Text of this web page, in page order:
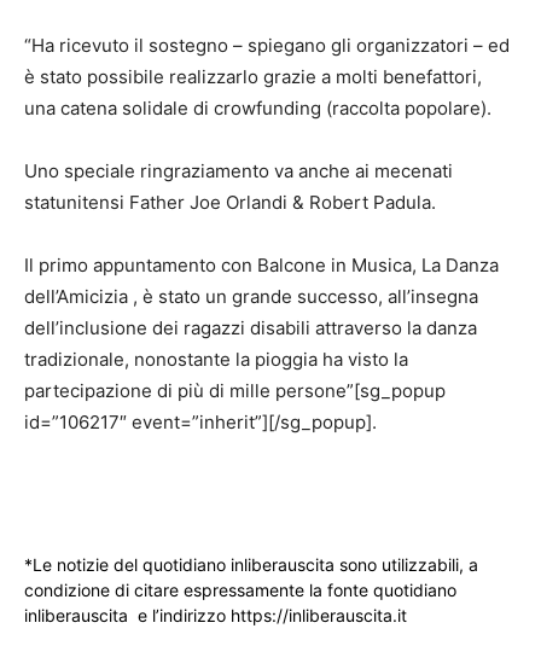
“Ha ricevuto il sostegno – spiegano gli organizzatori – ed
è stato possibile realizzarlo grazie a molti benefattori,
una catena solidale di crowfunding (raccolta popolare).
Uno speciale ringraziamento va anche ai mecenati
statunitensi Father Joe Orlandi & Robert Padula.
Il primo appuntamento con Balcone in Musica, La Danza
dell’Amicizia , è stato un grande successo, all’insegna
dell’inclusione dei ragazzi disabili attraverso la danza
tradizionale, nonostante la pioggia ha visto la
partecipazione di più di mille persone”[sg_popup
id=”106217″ event=”inherit”][/sg_popup].
*Le notizie del quotidiano inliberauscita sono utilizzabili, a
condizione di citare espressamente la fonte quotidiano
inliberauscita e l’indirizzo https://inliberauscita.it